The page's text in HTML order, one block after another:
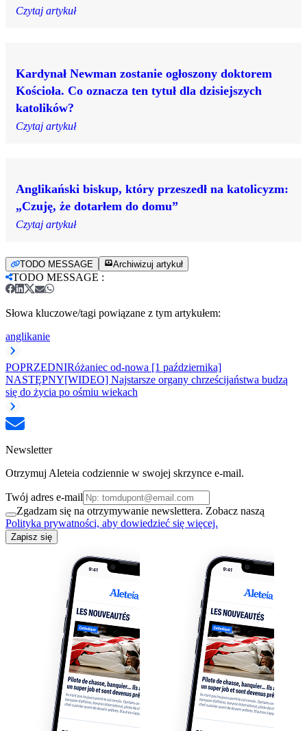
Czytaj artykuł
Kardynał Newman zostanie ogłoszony doktorem
Kościoła. Co oznacza ten tytuł dla dzisiejszych
katolików?
Czytaj artykuł
Anglikański biskup, który przeszedł na katolicyzm:
„Czuję, że dotarłem do domu”
Czytaj artykuł
TODO MESSAGE Archiwizuj artykuł
TODO MESSAGE :
Słowa kluczowe/tagi powiązane z tym artykułem:
anglikanie
POPRZEDNIRóżaniec od-nowa [1 października]
NASTĘPNY[WIDEO] Najstarsze organy chrześcijaństwa budzą
się do życia po ośmiu wiekach
Newsletter
Otrzymuj Aleteia codziennie w swojej skrzynce e-mail.
Twój adres e-mail
Zgadzam się na otrzymywanie newslettera. Zobacz naszą
Polityka prywatności, aby dowiedzieć się więcej.
Zapisz się